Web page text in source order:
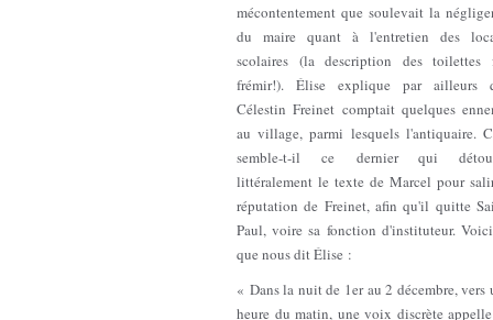
mécontentement que soulevait la
du maire quant à l'entretien des
scolaires (la description des toilettes
frémir!). Élise explique par ailleurs
Célestin Freinet comptait quelques
au village, parmi lesquels l'antiquaire.
semble-t-il ce dernier qui
littéralement le texte de Marcel pour
réputation de Freinet, afin qu'il quitte
Paul, voire sa fonction d'instituteur.
que nous dit Élise :
« Dans la nuit de 1er au 2 décembre, vers
heure du matin, une voix discrète